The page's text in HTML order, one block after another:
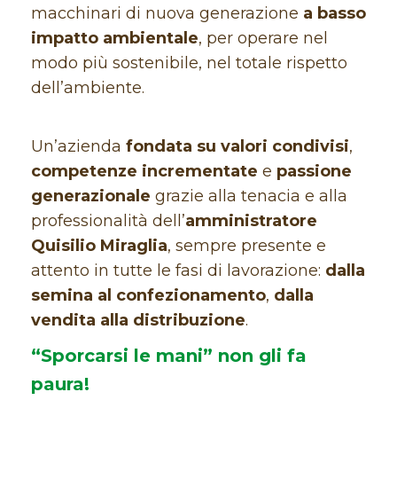
macchinari di nuova generazione a basso
impatto ambientale, per operare nel
modo più sostenibile, nel totale rispetto
dell’ambiente.
Un’azienda fondata su valori condivisi,
competenze incrementate e passione
generazionale grazie alla tenacia e alla
professionalità dell’amministratore
Quisilio Miraglia, sempre presente e
attento in tutte le fasi di lavorazione: dalla
semina al confezionamento, dalla
vendita alla distribuzione.
“Sporcarsi le mani” non gli fa
paura!